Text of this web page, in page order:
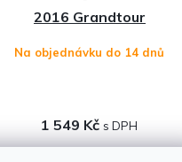
2016 Grandtour
Na objednávku do 14 dnů
1 549 Kč